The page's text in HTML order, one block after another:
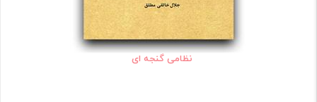
نظامی گنجه ای